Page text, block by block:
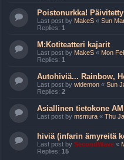
Poistonurkka! Päivitetty
Last post by MakeS « Sun
Replies: 1
M:Kotiteatteri kajarit
Last post by MakeS « Mon
Replies: 1
Autohiviä... Rainbow,
Last post by widemon « Sun
Replies: 2
Asiallinen tietokone
Last post by msmura « Thu
hiviä (infarin ämyreitä
Last post by SecondWave «
Replies: 15